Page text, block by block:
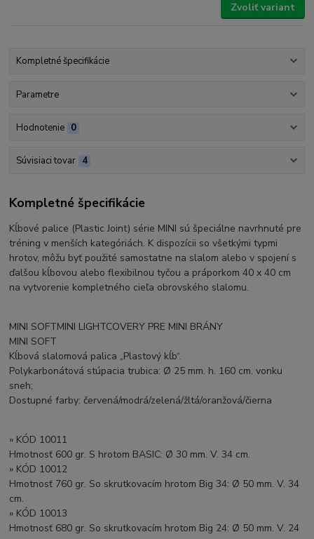
Zvoliť variant
Kompletné špecifikácie
Parametre
Hodnotenie 0
Súvisiaci tovar 4
Kompletné špecifikácie
Kĺbové palice (Plastic Joint) série MINI sú špeciálne navrhnuté pre
tréning v menších kategóriách. K dispozícii so všetkými typmi
hrotov, môžu byť použité samostatne na slalom alebo v spojení s
ďalšou kĺbovou alebo flexibilnou tyčou a práporkom 40 x 40 cm
na vytvorenie kompletného cieľa obrovského slalomu.
MINI SOFTMINI LIGHTCOVERY PRE MINI BRÁNY
MINI SOFT
Kĺbová slalomová palica „Plastový kĺb“.
Polykarbonátová stúpacia trubica: Ø 25 mm. h. 160 cm. vonku
sneh;
Dostupné farby: červená/modrá/zelená/žltá/oranžová/čierna
» KÓD 10011
Hmotnosť 600 gr. S hrotom BASIC: Ø 30 mm. V. 34 cm.
» KÓD 10012
Hmotnosť 760 gr. So skrutkovacím hrotom Big 34: Ø 50 mm. V. 34
cm.
» KÓD 10013
Hmotnosť 680 gr. So skrutkovacím hrotom Big 24: Ø 50 mm. V. 24